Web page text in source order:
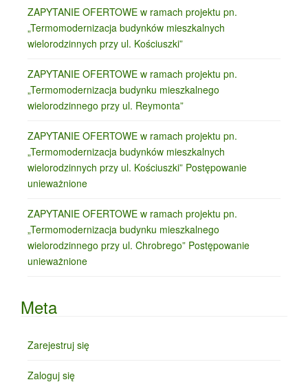
ZAPYTANIE OFERTOWE w ramach projektu pn.
„Termomodernizacja budynków mieszkalnych
wielorodzinnych przy ul. Kościuszki”
ZAPYTANIE OFERTOWE w ramach projektu pn.
„Termomodernizacja budynku mieszkalnego
wielorodzinnego przy ul. Reymonta”
ZAPYTANIE OFERTOWE w ramach projektu pn.
„Termomodernizacja budynków mieszkalnych
wielorodzinnych przy ul. Kościuszki” Postępowanie
unieważnione
ZAPYTANIE OFERTOWE w ramach projektu pn.
„Termomodernizacja budynku mieszkalnego
wielorodzinnego przy ul. Chrobrego” Postępowanie
unieważnione
Meta
Zarejestruj się
Zaloguj się